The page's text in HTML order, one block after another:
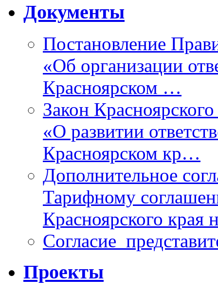
Документы
Постановление
«Об организации
Красноярском …
Закон
«О развитии
Красноярском кр…
Дополнительное
Тарифному
Красноярского края
Проекты